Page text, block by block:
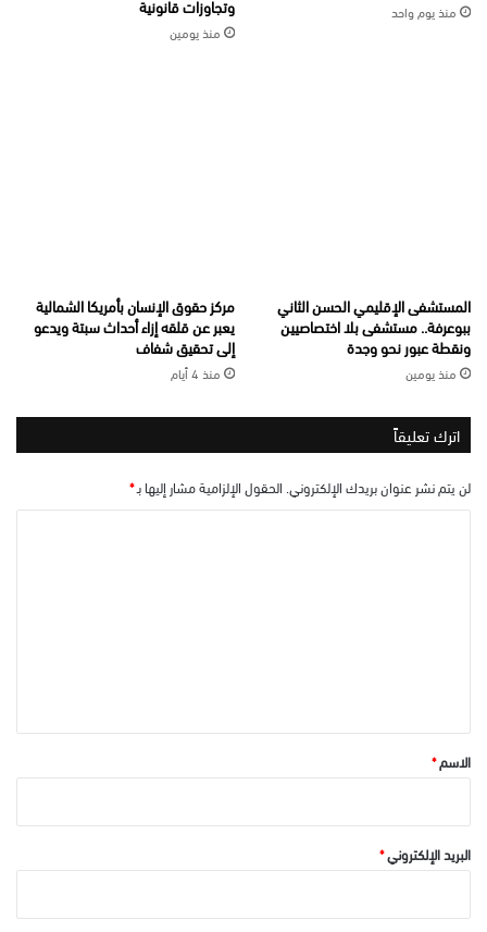
منذ يوم واحد وتجاوزات قانونية
منذ يومين
المستشفى الإقليمي الحسن الثاني
ببوعرفة.. مستشفى بلا اختصاصيين
ونقطة عبور نحو وجدة
منذ يومين
مركز حقوق الإنسان بأمريكا الشمالية
يعبر عن قلقه إزاء أحداث سبتة ويدعو
إلى تحقيق شفاف
منذ 4 أيام
اترك تعليقاً
لن يتم نشر عنوان بريدك الإلكتروني. الحقول الإلزامية مشار إليها بـ*
*الاسم*
البريد الإلكتروني*